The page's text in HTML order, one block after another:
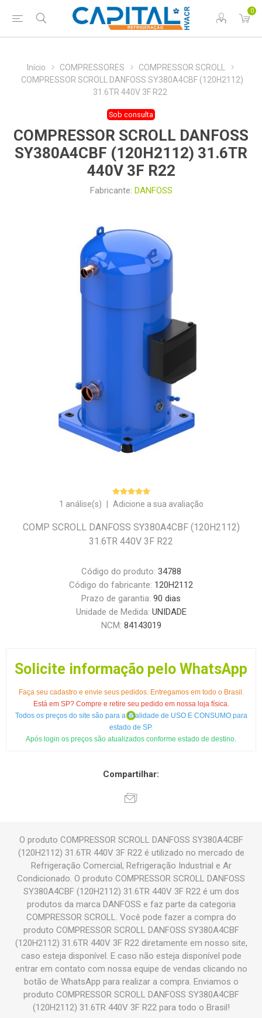
0
Início COMPRESSORES
COMPRESSOR SCROLL
COMPRESSOR SCROLL DANFOSS SY380A4CBF (120H2112)
31.6TR 440V 3F R22
Sob consulta
COMPRESSOR SCROLL DANFOSS
SY380A4CBF (120H2112) 31.6TR
440V 3F R22
Fabricante: DANFOSS
1 análise(s) Adicione a sua avaliação
COMP SCROLL DANFOSS SY380A4CBF (120H2112)
31.6TR 440V 3F R22
Código do produto: 34788
Código do fabricante: 120H2112
Prazo de garantia: 90 dias
Unidade de Medida: UNIDADE
NCM: 84143019
Solicite informação pelo WhatsApp
Faça seu cadastro e envie seus pedidos. Entregamos em todo o Brasil.
Está em SP? Compre e retire seu pedido em nossa loja física.
Todos os preços do site são para a finalidade de USO E CONSUMO para
estado de SP.
Após login os preços são atualizados conforme estado de destino.
Compartilhar:
O produto COMPRESSOR SCROLL DANFOSS SY380A4CBF
(120H2112) 31.6TR 440V 3F R22 é utilizado no mercado de
Refrigeração Comercial, Refrigeração Industrial e Ar
Condicionado. O produto COMPRESSOR SCROLL DANFOSS
SY380A4CBF (120H2112) 31.6TR 440V 3F R22 é um dos
produtos da marca DANFOSS e faz parte da categoria
COMPRESSOR SCROLL. Você pode fazer a compra do
produto COMPRESSOR SCROLL DANFOSS SY380A4CBF
(120H2112) 31.6TR 440V 3F R22 diretamente em nosso site,
caso esteja disponível. E caso não esteja disponível pode
entrar em contato com nossa equipe de vendas clicando no
botão de WhatsApp para realizar a compra. Enviamos o
produto COMPRESSOR SCROLL DANFOSS SY380A4CBF
(120H2112) 31.6TR 440V 3F R22 para todo o Brasil!